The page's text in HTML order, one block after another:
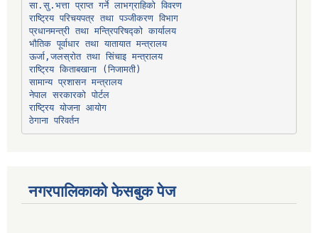
सा.सु.भत्ता प्राप्त गर्ने लाभग्राहिको विवरण
राष्ट्रिय परिचयपत्र तथा पञ्‍जीकरण विभाग
प्रधानमन्त्री तथा मन्त्रिपरिषद्को कार्यालय
भौतिक पूर्वाधार तथा यातायात मन्त्रालय
ऊर्जा,जलस्रोत तथा सिंचाइ मन्त्रालय
सामान्य प्रशासन मन्त्रालय
नेपाल सरकारको पोर्टल
राष्ट्रिय योजना आयोग
ठेगाना परिवर्तन
नगरपालिकाको फेसबुक पेज